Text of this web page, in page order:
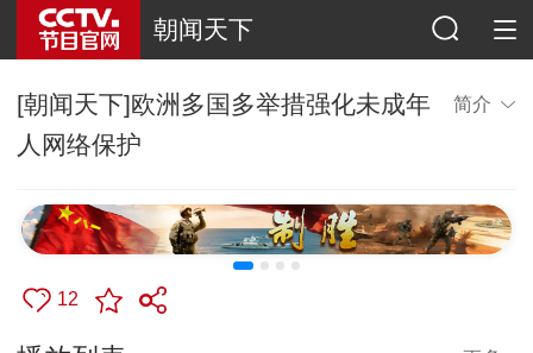
朝闻天下
[朝闻天下]欧洲多国多举措强化未成年
人网络保护
简介
12